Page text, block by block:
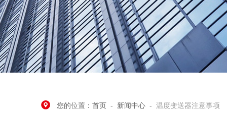
您的位置： 首页 - 新闻中心 - 温度变送器注意事项